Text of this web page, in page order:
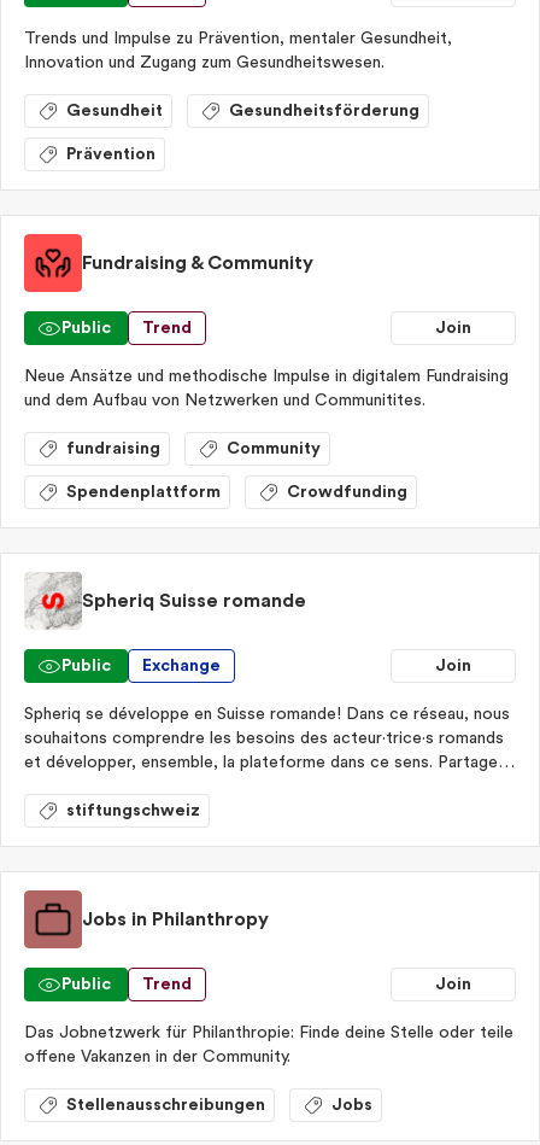
Trends und Impulse zu Prävention, mentaler Gesundheit,
Innovation und Zugang zum Gesundheitswesen.
Gesundheit Gesundheitsförderung
Prävention
Fundraising & Community
Public Trend Join
Neue Ansätze und methodische Impulse in digitalem Fundraising
und dem Aufbau von Netzwerken und Communitites.
fundraising Community
Spendenplattform Crowdfunding
Spheriq Suisse romande
Public Exchange Join
Spheriq se développe en Suisse romande! Dans ce réseau, nous
souhaitons comprendre les besoins des acteur·trice·s romands
et développer, ensemble, la plateforme dans ce sens. Partager
stiftungschweiz
Jobs in Philanthropy
Public Trend Join
Das Jobnetzwerk für Philanthropie: Finde deine Stelle oder teile
offene Vakanzen in der Community.
Stellenausschreibungen Jobs